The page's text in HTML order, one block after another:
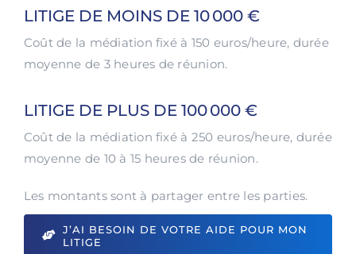
LITIGE DE MOINS DE 10 000 €
Coût de la médiation fixé à 150 euros/heure, durée
moyenne de 3 heures de réunion.
LITIGE DE PLUS DE 100 000 €
Coût de la médiation fixé à 250 euros/heure, durée
moyenne de 10 à 15 heures de réunion.
Les montants sont à partager entre les parties.
J’AI BESOIN DE VOTRE AIDE POUR MON
LITIGE